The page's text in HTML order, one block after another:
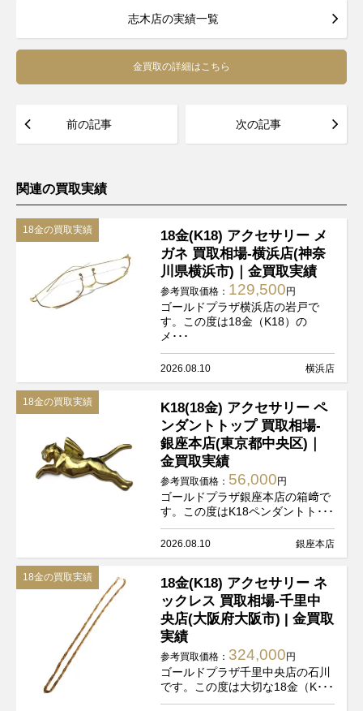
志木店の実績一覧
金買取の詳細はこちら
前の記事 次の記事
関連の買取実績
18金の買取実績
18金(K18) アクセサリー メ
ガネ 買取相場-横浜店(神奈
川県横浜市)｜金買取実績
参考買取価格： 129,500 円
ゴールドプラザ横浜店の岩戸で
す。この度は18金（K18）の
メ･･･
2026.08.10 横浜店
18金の買取実績
K18(18金) アクセサリー ペ
ンダントトップ 買取相場-
銀座本店(東京都中央区)｜
金買取実績
参考買取価格： 56,000 円
ゴールドプラザ銀座本店の箱﨑で
す。この度はK18ペンダントト･･･
2026.08.10 銀座本店
18金の買取実績
18金(K18) アクセサリー ネ
ックレス 買取相場-千里中
央店(大阪府大阪市) | 金買取
実績
参考買取価格： 324,000 円
ゴールドプラザ千里中央店の石川
です。この度は大切な18金（K･･･